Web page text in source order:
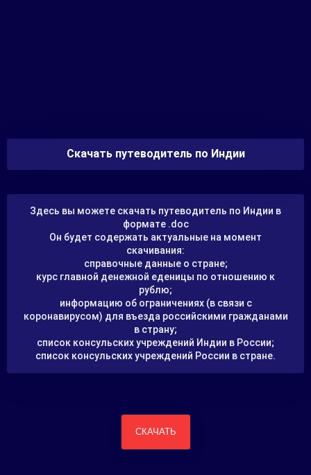
Скачать путеводитель по Индии
Здесь вы можете скачать путеводитель по Индии в
формате .doc
Он будет содержать актуальные на момент
скачивания:
справочные данные о стране;
курс главной денежной еденицы по отношению к
рублю;
информацию об ограничениях (в связи с
коронавирусом) для въезда российскими гражданами
в страну;
список консульских учреждений Индии в России;
список консульских учреждений России в стране.